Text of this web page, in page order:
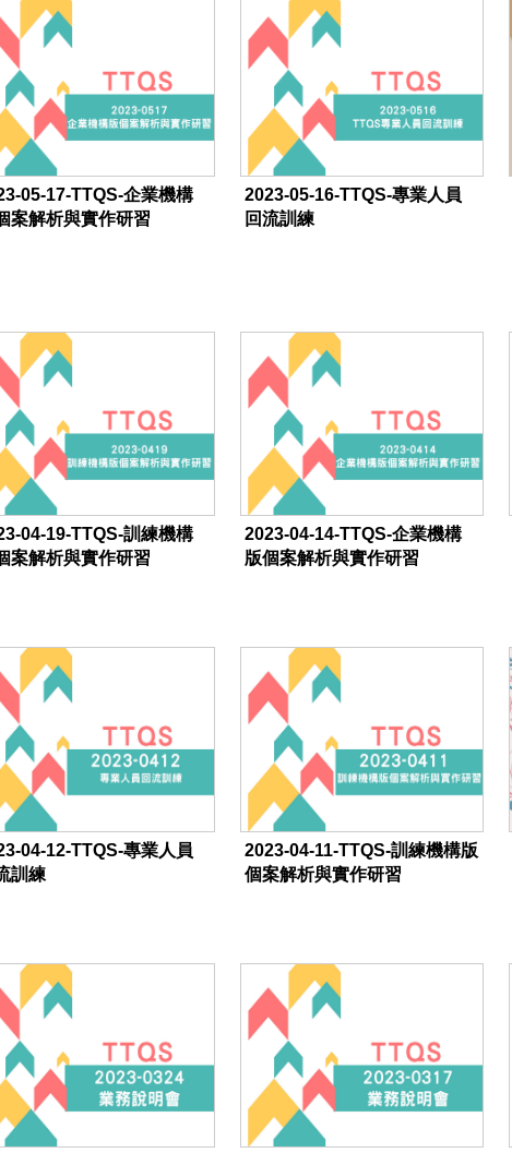
05-17-TTQS-企業機構
案解析與實作研習
2023-05-16-TTQS-專業人員
回流訓練
04-19-TTQS-訓練機構
案解析與實作研習
2023-04-14-TTQS-企業機構
版個案解析與實作研習
04-12-TTQS-專業人員
訓練
2023-04-11-TTQS-訓練機構版
個案解析與實作研習